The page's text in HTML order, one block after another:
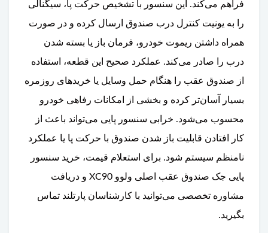
فراهم می‌کند. این سنسور با تشخیص حرکت پا، سیگنالی
را به یونیت کنترل درب صندوق ارسال کرده و در صورت
همراه داشتن ریموت خودرو، فرمان باز یا بسته شدن
درب را صادر می‌کند. عملکرد صحیح این قطعه، استفاده
از صندوق عقب را هنگام حمل وسایل یا خریدهای روزمره
بسیار آسان‌تر کرده و بخشی از امکانات رفاهی خودرو
محسوب می‌شود. خرابی سنسور پایی می‌تواند باعث از
کار افتادن قابلیت باز شدن صندوق با حرکت پا یا عملکرد
نامنظم سیستم شود. برای استعلام قیمت، خرید سنسور
پایی جک صندوق عقب اصلی ولوو XC90 و دریافت
مشاوره تخصصی می‌توانید با کارشناسان پارتلند تماس
بگیرید.